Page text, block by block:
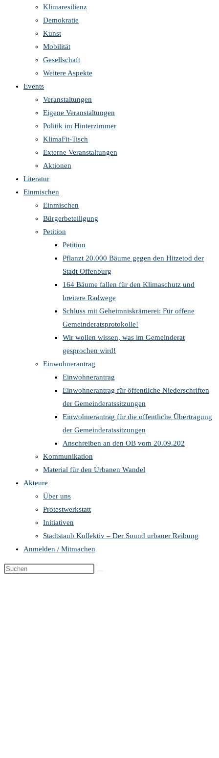
Klimaresilienz
Demokratie
Kunst
Mobilität
Gesellschaft
Weitere Aspekte
Events
Veranstaltungen
Eigene Veranstaltungen
Politik im Hinterzimmer
KlimaFit-Tisch
Externe Veranstaltungen
Aktionen
Literatur
Einmischen
Einmischen
Bürgerbeteiligung
Petition
Petition
Pflanzt 20.000 Bäume gegen den Hitzetod der
Stadt Offenburg
164 Bäume fallen für den Klimaschutz und
breitere Radwege
Schluss mit Geheimniskrämerei: Für offene
Gemeinderatsprotokolle!
Wir wollen wissen, was im Gemeinderat
gesprochen wird!
Einwohnerantrag
Einwohnerantrag
Einwohnerantrag für öffentliche Niederschriften
der Gemeinderatssitzungen
Einwohnerantrag für die öffentliche Übertragung
der Gemeinderatssitzungen
Anschreiben an den OB vom 20.09.202
Kommunikation
Material für den Urbanen Wandel
Akteure
Über uns
Protestwerkstatt
Initiativen
Stadtstaub Kollektiv – Der Sound urbaner Reibung
Anmelden / Mitmachen
Diese